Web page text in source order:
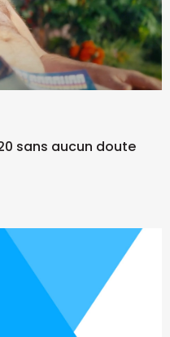
sans aucun doute